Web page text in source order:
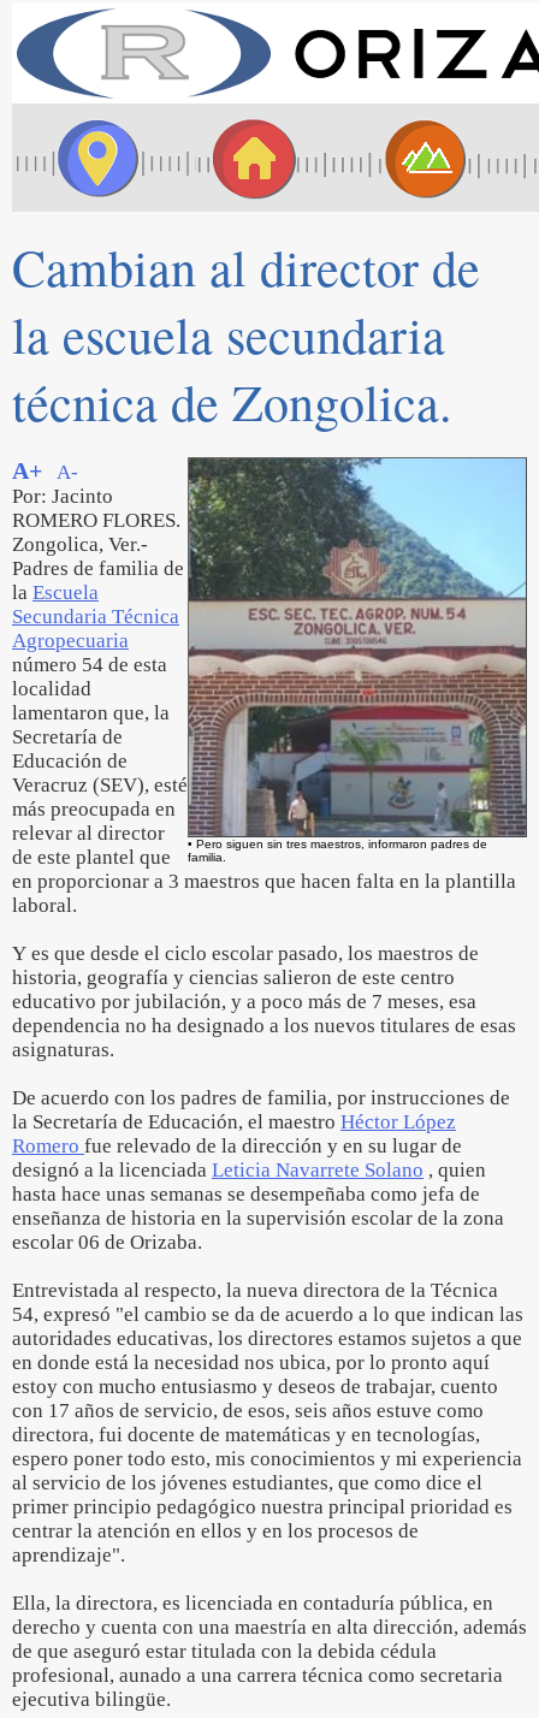
Cambian al director de
la escuela secundaria
técnica de Zongolica.
• Pero siguen sin tres maestros, informaron padres de
familia.
A+
A-
Por: Jacinto
ROMERO FLORES.
Zongolica, Ver.-
Padres de familia de
la Escuela
Secundaria Técnica
Agropecuaria
número 54 de esta
localidad
lamentaron que, la
Secretaría de
Educación de
Veracruz (SEV), esté
más preocupada en
relevar al director
de este plantel que
en proporcionar a 3 maestros que hacen falta en la plantilla
laboral.
Y es que desde el ciclo escolar pasado, los maestros de
historia, geografía y ciencias salieron de este centro
educativo por jubilación, y a poco más de 7 meses, esa
dependencia no ha designado a los nuevos titulares de esas
asignaturas.
De acuerdo con los padres de familia, por instrucciones de
la Secretaría de Educación, el maestro Héctor López
Romero fue relevado de la dirección y en su lugar de
designó a la licenciada Leticia Navarrete Solano , quien
hasta hace unas semanas se desempeñaba como jefa de
enseñanza de historia en la supervisión escolar de la zona
escolar 06 de Orizaba.
Entrevistada al respecto, la nueva directora de la Técnica
54, expresó "el cambio se da de acuerdo a lo que indican las
autoridades educativas, los directores estamos sujetos a que
en donde está la necesidad nos ubica, por lo pronto aquí
estoy con mucho entusiasmo y deseos de trabajar, cuento
con 17 años de servicio, de esos, seis años estuve como
directora, fui docente de matemáticas y en tecnologías,
espero poner todo esto, mis conocimientos y mi experiencia
al servicio de los jóvenes estudiantes, que como dice el
primer principio pedagógico nuestra principal prioridad es
centrar la atención en ellos y en los procesos de
aprendizaje".
Ella, la directora, es licenciada en contaduría pública, en
derecho y cuenta con una maestría en alta dirección, además
de que aseguró estar titulada con la debida cédula
profesional, aunado a una carrera técnica como secretaria
ejecutiva bilingüe.